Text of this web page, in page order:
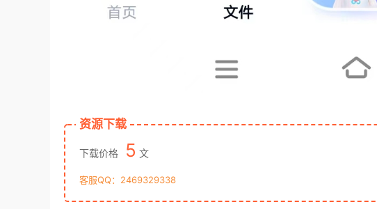
资源下载
下载价格 5 文
客服QQ：2469329338